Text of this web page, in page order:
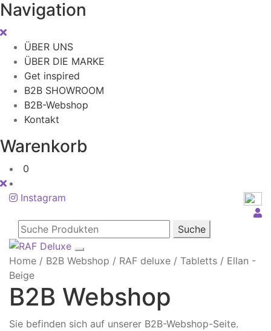
Navigation
ÜBER UNS
ÜBER DIE MARKE
Get inspired
B2B SHOWROOM
B2B-Webshop
Kontakt
Warenkorb
0
Instagram
Suche
Home / B2B Webshop / RAF deluxe / Tabletts / Ellan -
Beige
B2B Webshop
Sie befinden sich auf unserer B2B-Webshop-Seite.